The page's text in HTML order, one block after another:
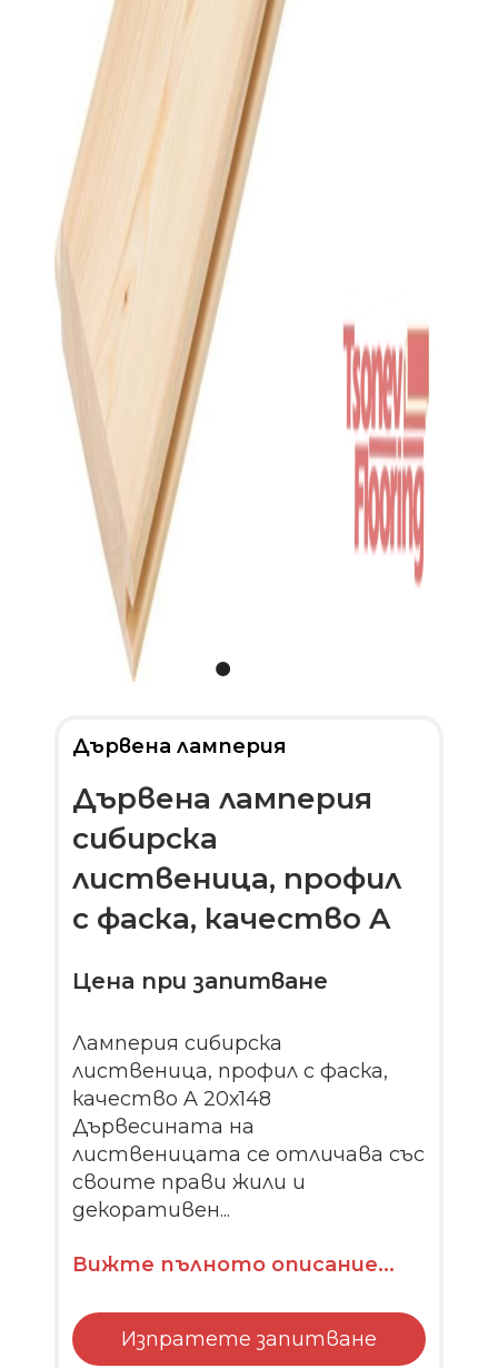
Дървена ламперия
Дървена ламперия
сибирска
лиственица, профил
с фаска, качество A
Цена при запитване
Ламперия сибирска
лиственица, профил с фаска,
качество A 20х148
Дървесината на
лиственицата се отличава със
своите прави жили и
декоративен...
Вижте пълното описание...
Изпратете запитване